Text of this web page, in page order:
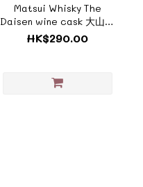
Matsui Whisky The
Daisen wine cask 大山紅
酒桶威士忌《風土系酒款 -
ZTJ198》
HK$290.00